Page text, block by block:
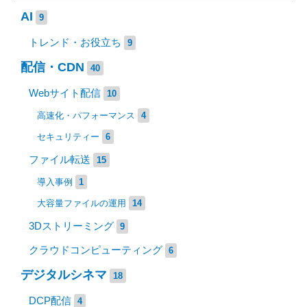
AI 9
トレンド・お役立ち 9
配信・CDN 40
Webサイト配信 10
高速化・パフォーマンス 4
セキュリティー 6
ファイル転送 15
導入事例 1
大容量ファイルの運用 14
3Dストリーミング 9
クラウドコンピューティング 6
デジタルシネマ 18
DCP配信 4